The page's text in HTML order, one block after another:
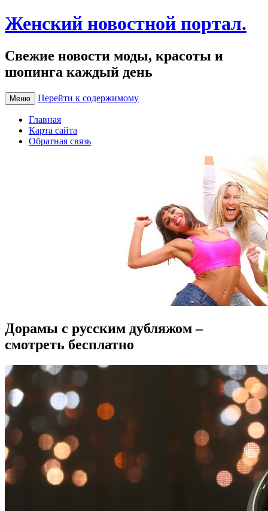
Женский новостной портал.
Свежие новости моды, красоты и
шопинга каждый день
Меню Перейти к содержимому
Главная
Карта сайта
Обратная связь
Дорамы с русским дубляжом –
смотреть бесплатно